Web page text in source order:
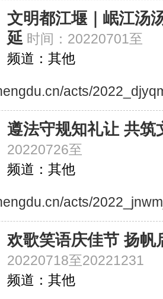
文明都江堰｜岷江汤
延 时间：20220701至
频道：其他
acts/
遵法守规知礼让 共筑
20220726至
频道：其他
acts/
欢歌笑语庆佳节 扬帆
20220718至20221231
频道：其他